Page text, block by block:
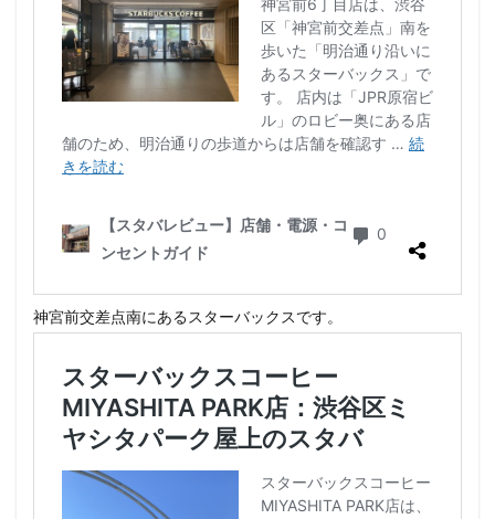
神宮前交差点南にあるスターバックスです。